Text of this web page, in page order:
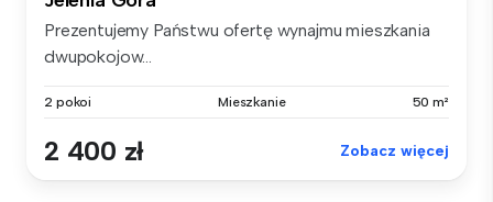
Prezentujemy Państwu ofertę wynajmu mieszkania
dwupokojow...
2 pokoi Mieszkanie 50 m²
2 400 zł Zobacz więcej